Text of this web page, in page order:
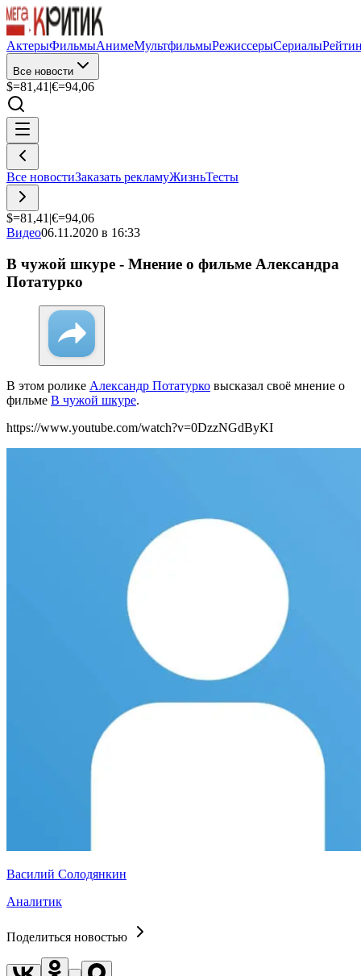
АктерыФильмыАнимеМультфильмыРежиссерыСериалы
Все новости
$=81,41 |€=94,06
Все новостиЗаказать рекламуЖизньТесты
$=81,41 |€=94,06
Видео06.11.2020 в 16:33
В чужой шкуре - Мнение о фильме Александра
Потатурко
В этом ролике Александр Потатурко высказал своё мнение о
фильме В чужой шкуре.
https://www.youtube.com/watch?v=0DzzNGdByKI
Василий Солодянкин
Аналитик
Поделиться новостью